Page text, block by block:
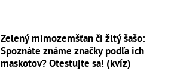
Zelený mimozemšťan či žltý šašo:
Spoznáte známe značky podľa ich
maskotov? Otestujte sa! (kvíz)